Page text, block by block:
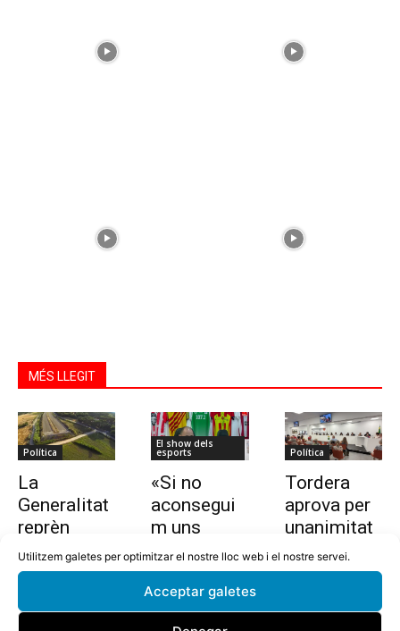
Utilitzem galetes per optimitzar el nostre lloc web i el nostre servei.
Acceptar galetes
MÉS LLEGIT
Política
La
Generalitat
reprèn
l’estudi per
allargar la
Tordera
El show dels
esports
«Si no
aconsegui
m uns
10.000
euros en
dues
setmanes,
Política
Tordera
aprova per
unanimitat
la nova
ordenança i
nt del